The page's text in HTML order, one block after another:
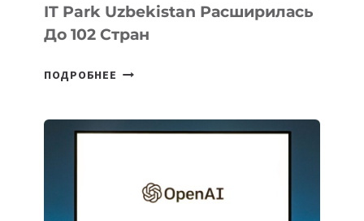
IT Park Uzbekistan Расширилась
До 102 Стран
ПОДРОБНЕЕ ГЕОГРАФИЯ
IT
РАСШИРИЛАСЬ